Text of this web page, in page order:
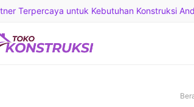
Terpercaya untuk Kebutuhan Konstruksi